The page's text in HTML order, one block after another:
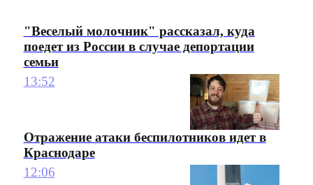
"Веселый молочник" рассказал, куда
поедет из России в случае депортации
семьи
13:52
Отражение атаки беспилотников идет в
Краснодаре
12:06